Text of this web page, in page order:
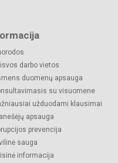
darbo vietos
duomenų apsauga
su visuomene
užduodami klausimai
apsauga
prevencija
sauga
informacija